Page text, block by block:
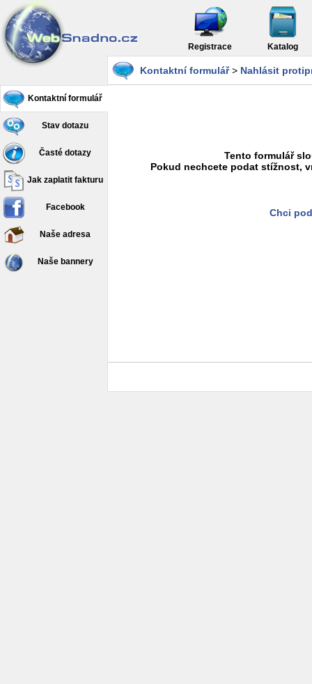
Registrace Katalog
Kontaktní formulář
Stav dotazu
Časté dotazy
Jak zaplatit fakturu
Facebook
Naše adresa
Naše bannery
Kontaktní formulář> Nahlásit
Tento formulář
Pokud nechcete podat stížnost,
Chci